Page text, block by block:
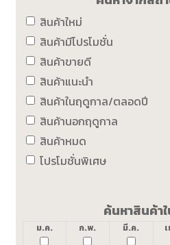
สินค้าใหม่
สินค้ามีโปรโมชั่น
สินค้าขายดี
สินค้าแนะนำ
สินค้าในฤดูกาล/ตลอดปี
สินค้านอกฤดูกาล
สินค้าหมด
โปรโมชั่นพิเศษ
ค้นหาสินค้า
ม.ค. ก.พ. มี.ค.